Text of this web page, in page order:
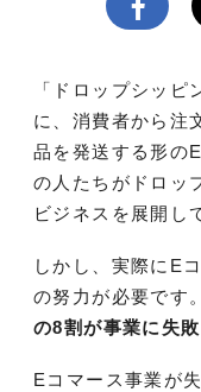
「ドロップシッピ
に、消費者から注
品を発送する形の
の人たちがドロッ
ビジネスを展開し
しかし、実際にE
の努力が必要です。
の8割が事業に失敗
Eコマース事業が